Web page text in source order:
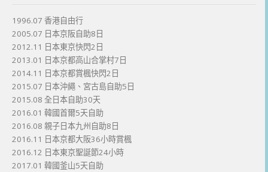
1996.07 香港自由行
2005.07 日本京阪自助8日
2012.11 日本東京快閃2日
2013.01 日本京都高山合掌村7日
2014.11 日本京都賞楓快閃2日
2015.07 日本沖繩、宮古島自助5日
2015.08 全日本自助30天
2016.01 韓國首爾5天自助
2016.08 親子日本九州自助8日
2016.11 日本京都大阪36小時賞楓
2016.12 日本東京聖誕節24小時
2017.01 韓國釜山5天自助